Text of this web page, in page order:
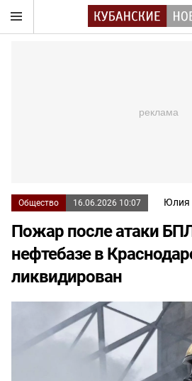
Общество 16.06.2026 10:07 Юлия
Пожар после атаки
нефтебазе в
ликвидирован